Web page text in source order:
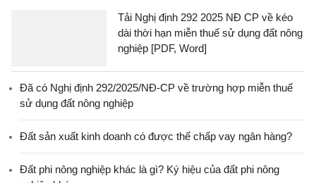
Tải Nghị định 292 2025 NĐ CP về kéo
dài thời hạn miễn thuế sử dụng đất nông
nghiệp [PDF, Word]
Đã có Nghị định 292/2025/NĐ-CP về trường hợp miễn thuế
sử dụng đất nông nghiệp
Đất sản xuất kinh doanh có được thế chấp vay ngân hàng?
Đất phi nông nghiệp khác là gì? Ký hiệu của đất phi nông